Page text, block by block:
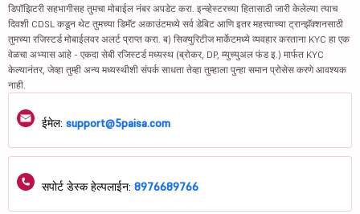
डिपॉझिटरी सहभागीसह तुमचा मोबाईल नंबर अपडेट करा. इन्व्हेस्टरच्या हितासाठी जारी केलेल्या त्याच
दिवशी CDSL कडून थेट तुमच्या डिमॅट अकाउंटमध्ये सर्व डेबिट आणि इतर महत्त्वाच्या ट्रान्झॅक्शनसाठी
तुमच्या रजिस्टर्ड मोबाईलवर अलर्ट प्राप्त करा. ब) सिक्युरिटीज मार्केटमध्ये व्यवहार करताना KYC हा एक
वेळचा अभ्यास आहे - एकदा सेबी रजिस्टर्ड मध्यस्थ (ब्रोकर, DP, म्युच्युअल फंड इ.) मार्फत KYC
केल्यानंतर, जेव्हा तुम्ही अन्य मध्यस्थीशी संपर्क साधता तेव्हा तुम्हाला पुन्हा समान प्रोसेस करणे आवश्यक
नाही.
ईमेल: support@5paisa.com
सपोर्ट डेस्क हेल्पलाईन: 8976689766